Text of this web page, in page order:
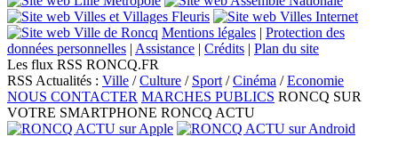
Mentions légales | Protection des
données personnelles | Assistance | Crédits | Plan du site
Les flux RSS RONCQ.FR
RSS Actualités : Ville /Culture / Sport /Cinéma /Economie
NOUS CONTACTER MARCHES PUBLICS RONCQ SUR
VOTRE SMARTPHONE RONCQ ACTU